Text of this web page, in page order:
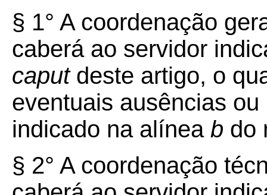
§ 1° A coordenação
caberá ao servidor
caput deste artigo, o
eventuais ausências
indicado na alínea b do
§ 2° A coordenação